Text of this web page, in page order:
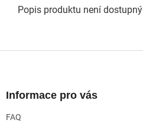
Popis produktu není dostupný
Informace pro vás
FAQ